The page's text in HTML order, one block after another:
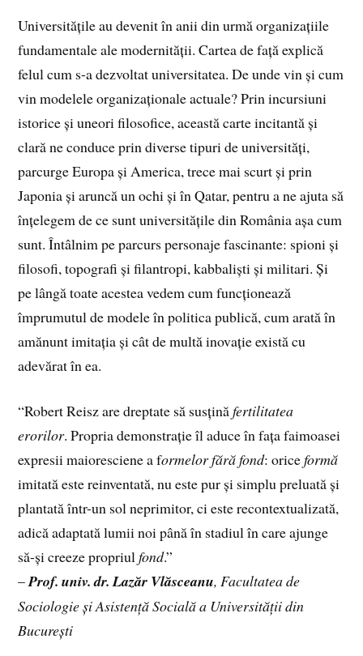
Universitățile au devenit în anii din urmă organizațiile
fundamentale ale modernității. Cartea de față explică
felul cum s-a dezvoltat universitatea. De unde vin și cum
vin modelele organizaționale actuale? Prin incursiuni
istorice și uneori filosofice, această carte incitantă și
clară ne conduce prin diverse tipuri de universități,
parcurge Europa și America, trece mai scurt și prin
Japonia și aruncă un ochi și în Qatar, pentru a ne ajuta să
înțelegem de ce sunt universitățile din România așa cum
sunt. Întâlnim pe parcurs personaje fascinante: spioni și
filosofi, topografi și filantropi, kabbaliști și militari. Și
pe lângă toate acestea vedem cum funcționează
împrumutul de modele în politica publică, cum arată în
amănunt imitația și cât de multă inovație există cu
adevărat în ea.
“Robert Reisz are dreptate să susținăfertilitatea
erorilor. Propria demonstrație îl aduce în fața faimoasei
expresii maioresciene a formelor fără fond: oriceformă
imitată este reinventată, nu este pur și simplu preluată și
plantată într-un sol neprimitor, ci este recontextualizată,
adică adaptată lumii noi până în stadiul în care ajunge
să-și creeze propriulfond.”
–Prof. univ. dr. Lazăr Vlăsceanu, Facultatea de
Sociologie și Asistență Socială a Universității din
București